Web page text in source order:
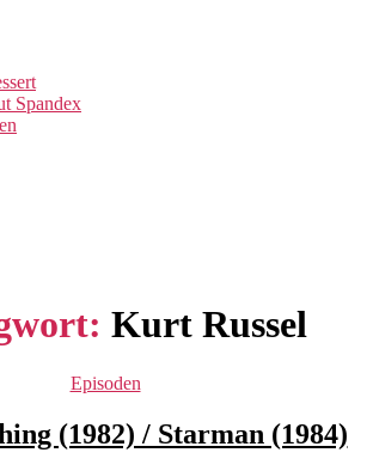
Spandex
Kurt Russel
Kategorien
Episoden
(1982) / Starman (1984)